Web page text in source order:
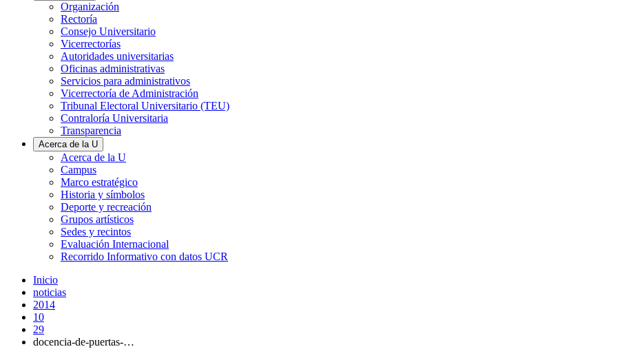
Organización
Rectoría
Consejo Universitario
Vicerrectorías
Autoridades universitarias
Oficinas administrativas
Servicios para administrativos
Vicerrectoría de Administración
Tribunal Electoral Universitario (TEU)
Contraloría Universitaria
Transparencia
Acerca de la U
Acerca de la U
Campus
Marco estratégico
Historia y símbolos
Deporte y recreación
Grupos artísticos
Sedes y recintos
Evaluación Internacional
Recorrido Informativo con datos UCR
Inicio
noticias
2014
10
29
docencia-de-puertas-…